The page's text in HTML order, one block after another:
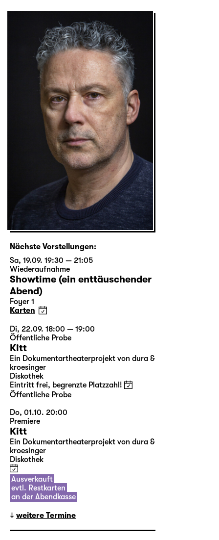
Nächste Vorstellungen:
Sa, 19.09. 19:30 — 21:05
Wiederaufnahme
Showtime (ein enttäuschender
Abend)
Foyer 1
Karten
Di, 22.09. 18:00 — 19:00
Öffentliche Probe
Kitt
Ein Dokumentartheaterprojekt von dura &
kroesinger
Diskothek
Eintritt frei, begrenzte Platzzahl!
Öffentliche Probe
Do, 01.10. 20:00
Premiere
Kitt
Ein Dokumentartheaterprojekt von dura &
kroesinger
Diskothek
Ausverkauft
evtl. Restkarten
an der Abendkasse
weitere Termine